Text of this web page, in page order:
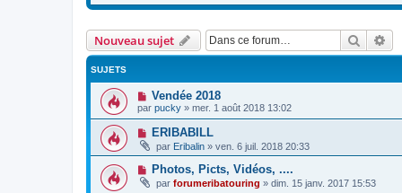
Nouveau sujet
SUJETS
Vendée 2018
par pucky » mer. 1 août 2018 13:02
ERIBABILL
par Eribalin » ven. 6 juil. 2018 20:33
Photos, Picts, Vidéos, ....
par forumeribatouring » dim. 15 janv. 2017 15:53